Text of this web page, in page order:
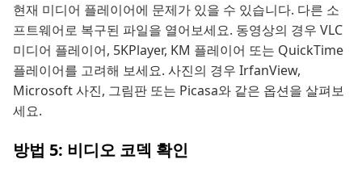
현재 미디어 플레이어에 문제가 있을 수 있습니다. 다른 소
프트웨어로 복구된 파일을 열어보세요. 동영상의 경우 VLC
미디어 플레이어, 5KPlayer, KM 플레이어 또는 QuickTime
플레이어를 고려해 보세요. 사진의 경우 IrfanView,
Microsoft 사진, 그림판 또는 Picasa와 같은 옵션을 살펴보
세요.
방법 5: 비디오 코덱 확인